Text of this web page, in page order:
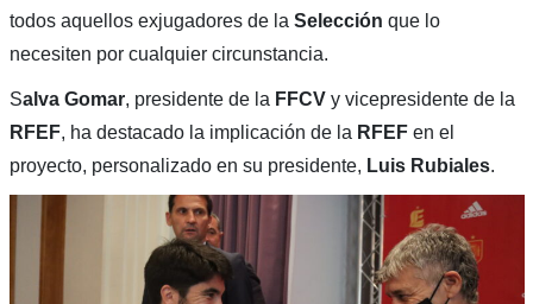
todos aquellos exjugadores de la Selección que lo
necesiten por cualquier circunstancia.
Salva Gomar, presidente de la FFCVy vicepresidente de la
RFEF, ha destacado la implicación de la RFEFen el
proyecto, personalizado en su presidente, Luis Rubiales.